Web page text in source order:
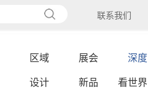
联系我们
区域 展会 深度
设计 新品 看世界